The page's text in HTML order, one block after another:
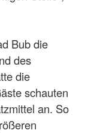
Bub die
des
die
schauten
an. So